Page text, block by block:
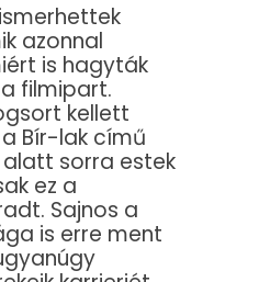
azonnal
is hagyták
filmipart.
kellett
Bír-lak című
sorra estek
ez a
Sajnos a
is erre ment